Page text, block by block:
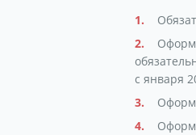
с января